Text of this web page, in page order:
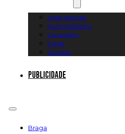
Artes Marciais
Automobilismo
Canoagem
Futsal
Diversos
Publicidade
Braga